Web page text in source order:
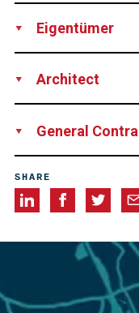
Eigentümer
Architect
General
SHARE